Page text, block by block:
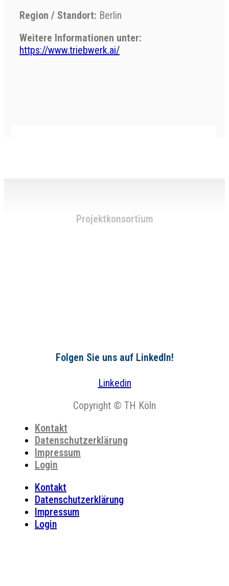
Region / Standort: Berlin
Weitere Informationen unter:
https://www.triebwerk.ai/
Projektkonsortium
Folgen Sie uns auf LinkedIn!
Linkedin
Copyright © TH Köln
Kontakt
Datenschutzerklärung
Impressum
Login
Kontakt
Datenschutzerklärung
Impressum
Login